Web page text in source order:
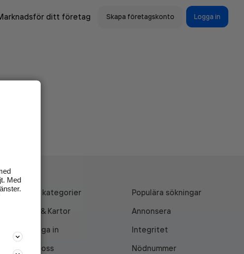
ditt företag Skapa företagskonto Logga in
Alla kategorier
Populära sökningar
API & Kartor
Annonsera
Logga in
Integritet
Om oss
Nödnummer
Med